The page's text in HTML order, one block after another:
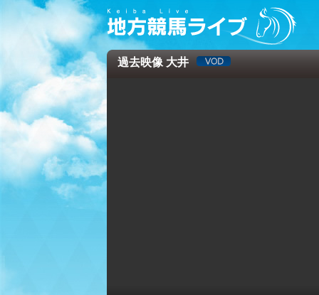
過去映像 大井